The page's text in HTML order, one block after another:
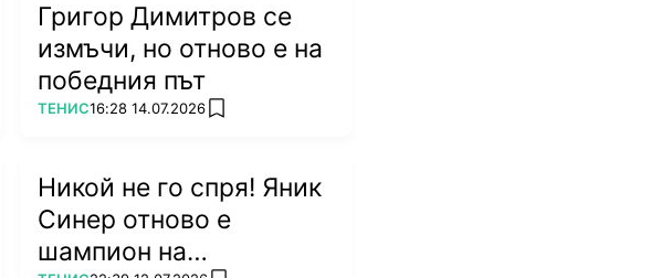
Григор Димитров се
измъчи, но отново е на
победния път
ПОВЕЧЕ ОТ
ТЕНИС16:28 14.07.2026 add favorites
Никой не го спря! Яник
Синер отново е
шампион на